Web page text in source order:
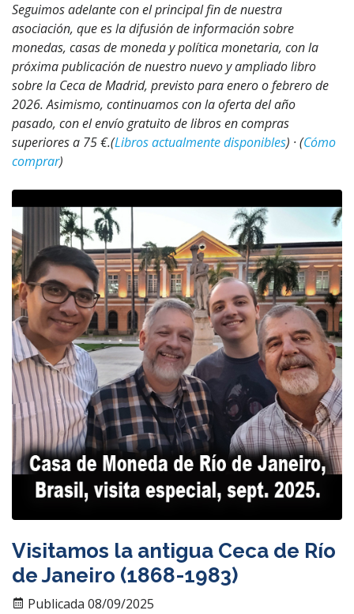
Seguimos adelante con el principal fin de nuestra
asociación, que es la difusión de información sobre
monedas, casas de moneda y política monetaria, con la
próxima publicación de nuestro nuevo y ampliado libro
sobre la Ceca de Madrid, previsto para enero o febrero de
2026. Asimismo, continuamos con la oferta del año
pasado, con el envío gratuito de libros en compras
superiores a 75 €.(Libros actualmente disponibles) · (Cómo
comprar)
Visitamos la antigua Ceca de Río
de Janeiro (1868-1983)
Publicada 08/09/2025